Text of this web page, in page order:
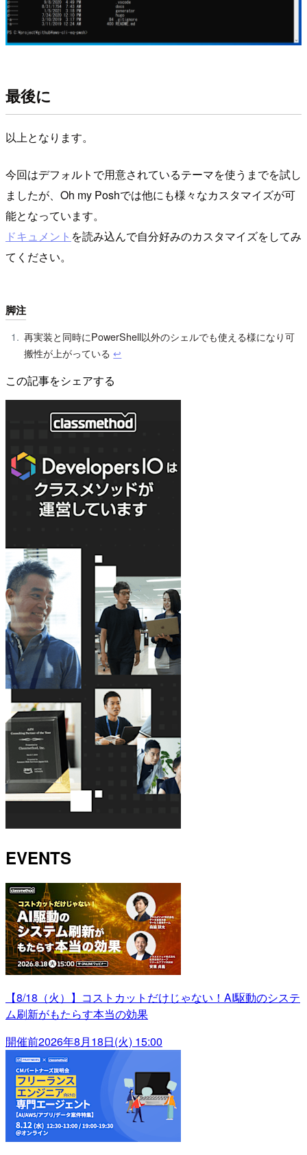
最後に
以上となります。
今回はデフォルトで用意されているテーマを使うまでを試し
ましたが、Oh my Poshでは他にも様々なカスタマイズが可
能となっています。
ドキュメント を読み込んで自分好みのカスタマイズをしてみ
てください。
脚注
再実装と同時にPowerShell以外のシェルでも使える様になり可
搬性が上がっている↩︎
この記事をシェアする
EVENTS
【8/18（火）】コストカットだけじゃない！AI駆動のシステ
ム刷新がもたらす本当の効果
開催前2026年8月18日(火) 15:00